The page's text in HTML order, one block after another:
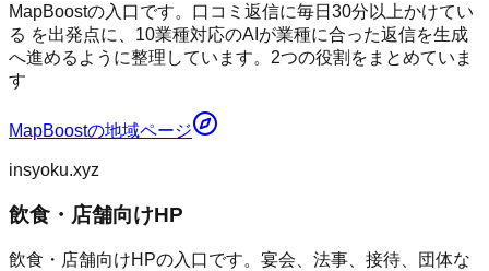
MapBoostの入口です。口コミ返信に毎日30分以上かけてい
る を出発点に、10業種対応のAIが業種に合った返信を生成
へ進めるように整理しています。2つの役割をまとめていま
す
MapBoostの地域ページ
insyoku.xyz
飲食・店舗向けHP
飲食・店舗向けHPの入口です。宴会、法事、接待、団体な